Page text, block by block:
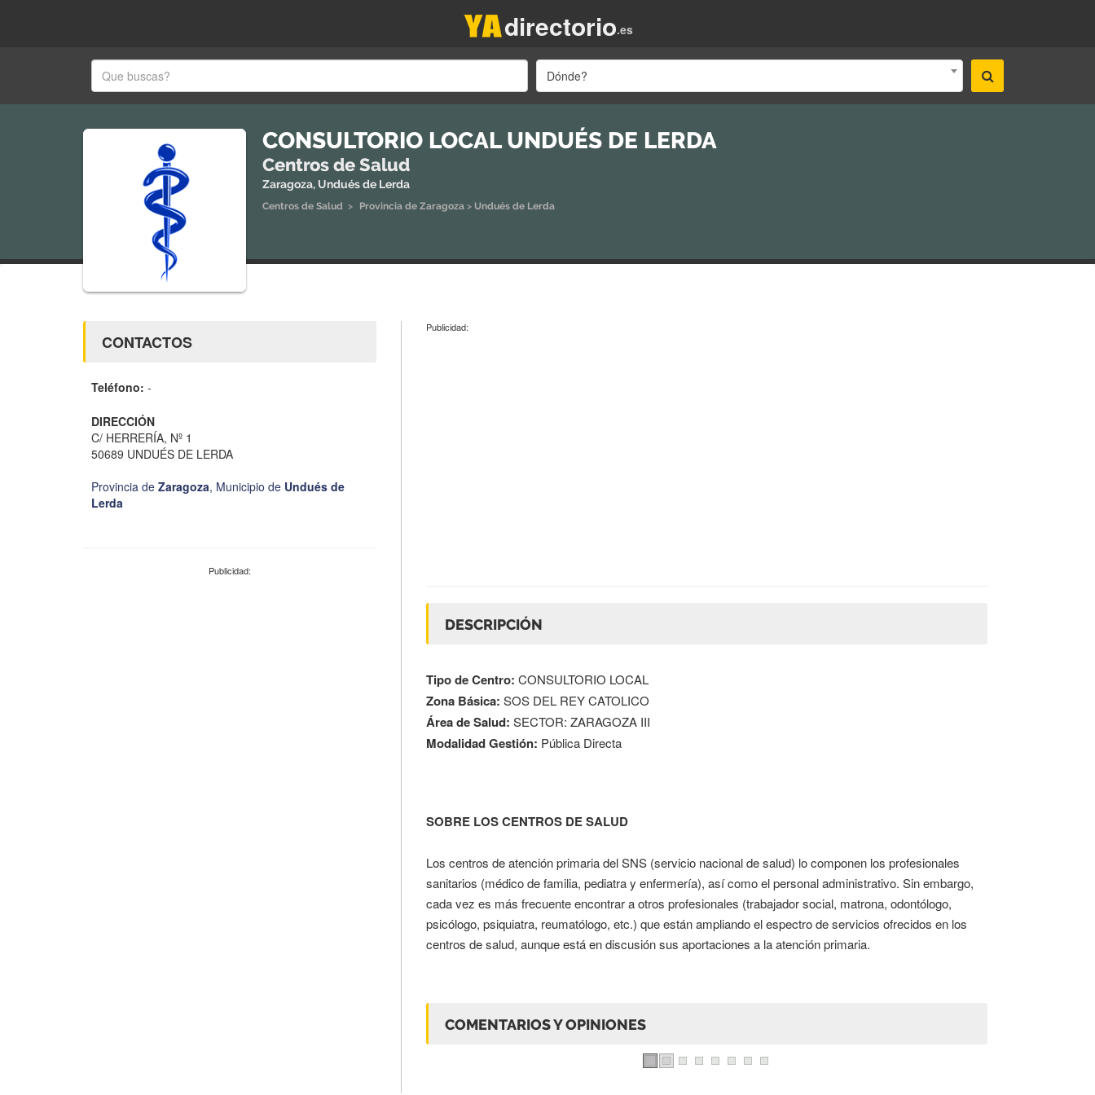
.es
directorio
Dónde?
CONSULTORIO LOCAL UNDUÉS DE LERDA
Centros de Salud
Zaragoza, Undués de Lerda
Centros de Salud > Provincia de Zaragoza > Undués de Lerda
CONTACTOS
Teléfono: -
DIRECCIÓN
C/ HERRERÍA, Nº 1
50689 UNDUÉS DE LERDA
Provincia de Zaragoza, Municipio de Undués de
Lerda
Publicidad:
Publicidad:
DESCRIPCIÓN
Tipo de Centro: CONSULTORIO LOCAL
Zona Básica: SOS DEL REY CATOLICO
Área de Salud: SECTOR: ZARAGOZA III
Modalidad Gestión: Pública Directa
SOBRE LOS CENTROS DE SALUD
Los centros de atención primaria del SNS (servicio nacional de salud) lo componen los profesionales
sanitarios (médico de familia, pediatra y enfermería), así como el personal administrativo. Sin embargo,
cada vez es más frecuente encontrar a otros profesionales (trabajador social, matrona, odontólogo,
psicólogo, psiquiatra, reumatólogo, etc.) que están ampliando el espectro de servicios ofrecidos en los
centros de salud, aunque está en discusión sus aportaciones a la atención primaria.
COMENTARIOS Y OPINIONES